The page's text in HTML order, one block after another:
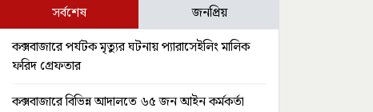
সর্বশেষ জনপ্রিয়
কক্সবাজারে পর্যটক মৃত্যুর ঘটনায় প্যারাসেইলিং মালিক
ফরিদ গ্রেফতার
কক্সবাজারে বিভিন্ন আদালতে ৬৫ জন আইন কর্মকর্তা